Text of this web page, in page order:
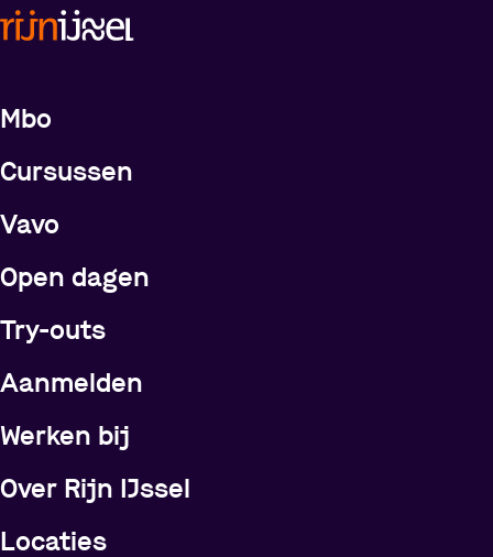
Meer over de opleidingen
Mbo
Cursussen
Vavo
Open dagen
Try-outs
Meer over Rijn IJssel
Aanmelden
Werken bij
Over Rijn IJssel
Locaties